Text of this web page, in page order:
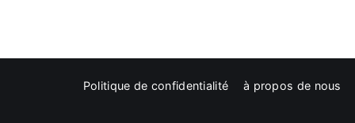
Politique de confidentialité à propos de nous